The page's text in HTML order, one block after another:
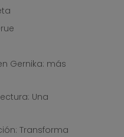
Gernika: más
Una
Transforma